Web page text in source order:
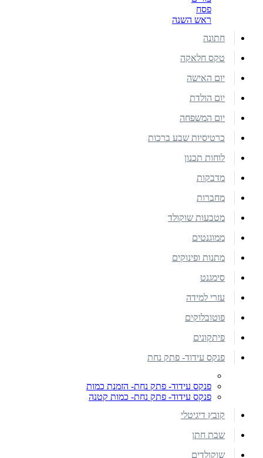
פסח
ראש השנה
חתונה
טקס חלאקה
יום האישה
יום הולדת
יום המשפחה
כרטיסיות שבע ברכות
לוחות תכנון
מדבקות
מחברות
מטבעות שוקולד
ממוגנטים
מתנות ופינוקים
סימגנט
עזרי למידה
פוטובלוקים
פיתקונים
פנקס עידוד- פתק נחת
פנקס עידוד- פתק נחת- הזמנת כמות
פנקס עידוד- פתק נחת- כמות קטנה
קובץ דיגיטלי
שבת חתן
שוקולדים